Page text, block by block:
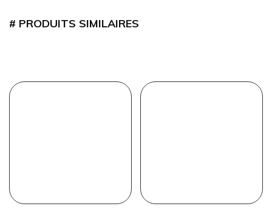
PRODUITS SIMILAIRES